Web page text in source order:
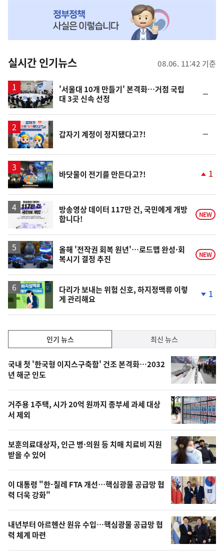
뉴
스
실시간 인기뉴스 08.06. 11:42 기준
'서울대 10개 만들기' 본격화…거점 국립
대 3곳 신속 선정
일
갑자기 계정이 정지됐다고?!
일
영
상
바닷물이 전기를 만든다고?!
상
승
1
방송영상 데이터 117만 건, 국민에게 개방
합니다!
NEW
올해 '전작권 회복 원년'…로드맵 완성·회
복시기 결정 추진
NEW
다리가 보내는 위험 신호, 하지정맥류 이렇
게 관리해요
하
락
1
기,
최
신,
오
늘
의
영
상
오
늘
의
사
진
인기 뉴스 최신 뉴스
기
뉴
스
국내 첫 '한국형 이지스구축함' 건조 본격화…2032
년 해군 인도
거주용 1주택, 시가 20억 원까지 종부세 과세 대상
서 제외
보훈의료대상자, 인근 병·의원 등 치매 치료비 지원
받을 수 있어
이 대통령 "한-칠레 FTA 개선…핵심광물 공급망 협
력 더욱 강화"
내년부터 아르헨산 원유 수입…핵심광물 공급망 협
력 체계 마련